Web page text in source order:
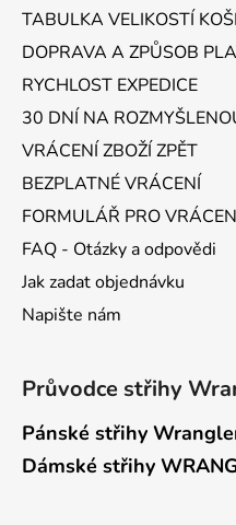
TABULKA VELIKOSTÍ
DOPRAVA A ZPŮSOB
RYCHLOST EXPEDICE
30 DNÍ NA
VRÁCENÍ ZBOŽÍ ZPĚT
BEZPLATNÉ VRÁCENÍ
FORMULÁŘ PRO
FAQ - Otázky a odpovědi
Jak zadat objednávku
Napište nám
Průvodce střihy
Pánské střihy
Dámské střihy